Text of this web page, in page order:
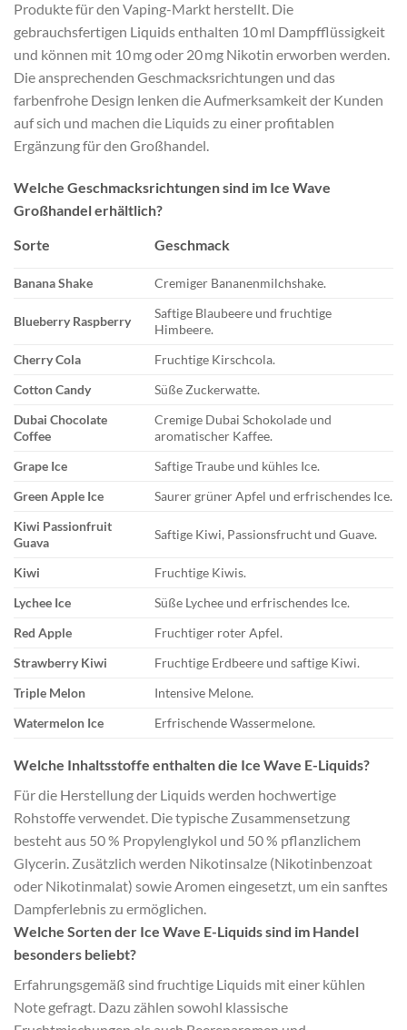
Produkte für den Vaping-Markt herstellt. Die
gebrauchsfertigen Liquids enthalten 10 ml Dampfflüssigkeit
und können mit 10 mg oder 20 mg Nikotin erworben werden.
Die ansprechenden Geschmacksrichtungen und das
farbenfrohe Design lenken die Aufmerksamkeit der Kunden
auf sich und machen die Liquids zu einer profitablen
Ergänzung für den Großhandel.
Welche Geschmacksrichtungen sind im Ice Wave
Großhandel erhältlich?
Sorte
Geschmack
Banana Shake Cremiger Bananenmilchshake.
Blueberry Raspberry
Saftige Blaubeere und fruchtige
Himbeere.
Cherry Cola
Fruchtige Kirschcola.
Cotton Candy
Süße Zuckerwatte.
Dubai Chocolate
Coffee
Cremige Dubai Schokolade und
aromatischer Kaffee.
Grape Ice
Saftige Traube und kühles Ice.
Green Apple Ice
Saurer grüner Apfel und erfrischendes Ice.
Kiwi Passionfruit
Guava
Saftige Kiwi, Passionsfrucht und Guave.
Kiwi
Fruchtige Kiwis.
Lychee Ice
Süße Lychee und erfrischendes Ice.
Red Apple
Fruchtiger roter Apfel.
Strawberry Kiwi
Fruchtige Erdbeere und saftige Kiwi.
Triple Melon
Intensive Melone.
Watermelon Ice
Erfrischende Wassermelone.
Welche Inhaltsstoffe enthalten die Ice Wave E-Liquids?
Für die Herstellung der Liquids werden hochwertige
Rohstoffe verwendet. Die typische Zusammensetzung
besteht aus 50 % Propylenglykol und 50 % pflanzlichem
Glycerin. Zusätzlich werden Nikotinsalze (Nikotinbenzoat
oder Nikotinmalat) sowie Aromen eingesetzt, um ein sanftes
Dampferlebnis zu ermöglichen.
Welche Sorten der Ice Wave E-Liquids sind im Handel
besonders beliebt?
Erfahrungsgemäß sind fruchtige Liquids mit einer kühlen
Note gefragt. Dazu zählen sowohl klassische